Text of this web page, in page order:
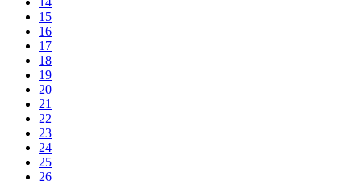
15
16
17
18
19
20
21
22
23
24
25
26